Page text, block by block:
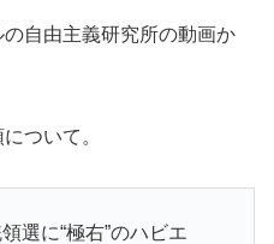
自由主義研究所の動画か
ついて。
選に“極右”のハビエ